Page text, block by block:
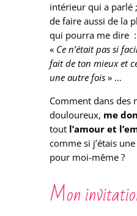
intérieur qui a parlé
de faire aussi de la
qui pourra me dire :
«Ce n’était pas si
fait de ton mieux et
une autre fois» …
Comment dans des
douloureux, me
toutl’amour et
comme si j’étais
pour moi-même ?
Mon